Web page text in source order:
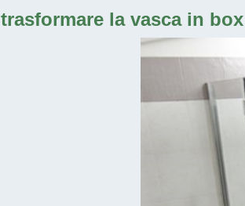
trasformare la vasca in